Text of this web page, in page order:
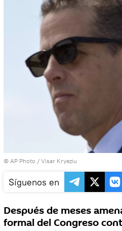
© AP Photo / Visar Kryeziu
Síguenos en
Después de meses
formal del Congreso